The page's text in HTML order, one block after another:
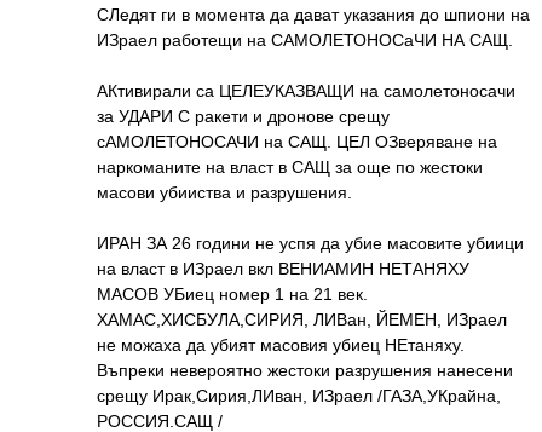
СЛедят ги в момента да дават указания до шпиони на
ИЗраел работещи на САМОЛЕТОНОСаЧИ НА САЩ.
АКтивирали са ЦЕЛЕУКАЗВАЩИ на самолетоносачи
за УДАРИ С ракети и дронове срещу
сАМОЛЕТОНОСАЧИ на САЩ. ЦЕЛ ОЗверяване на
наркоманите на власт в САЩ за още по жестоки
масови убииства и разрушения.
ИРАН ЗА 26 години не успя да убие масовите убиици
на власт в ИЗраел вкл ВЕНИАМИН НЕТАНЯХУ
МАСОВ УБиец номер 1 на 21 век.
ХАМАС,ХИСБУЛА,СИРИЯ, ЛИВан, ЙЕМЕН, ИЗраел
не можаха да убият масовия убиец НЕтаняху.
Въпреки невероятно жестоки разрушения нанесени
срещу Ирак,Сирия,ЛИван, ИЗраел /ГАЗА,УКрайна,
РОССИЯ.САЩ /